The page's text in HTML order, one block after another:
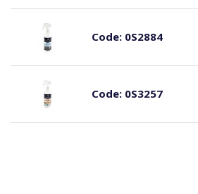
Code:0S2884
Code:0S3257